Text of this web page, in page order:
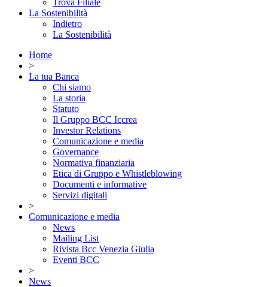
Trova Filiale
La Sostenibilità
Indietro
La Sostenibilità
Home
>
La tua Banca
Chi siamo
La storia
Statuto
Il Gruppo BCC Iccrea
Investor Relations
Comunicazione e media
Governance
Normativa finanziaria
Etica di Gruppo e Whistleblowing
Documenti e informative
Servizi digitali
>
Comunicazione e media
News
Mailing List
Rivista Bcc Venezia Giulia
Eventi BCC
>
News